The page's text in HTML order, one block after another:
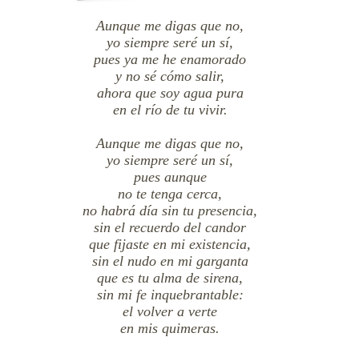
Aunque me digas que no,
yo siempre seré un sí,
pues ya me he enamorado
y no sé cómo salir,
ahora que soy agua pura
en el río de tu vivir.
Aunque me digas que no,
yo siempre seré un sí,
pues aunque
no te tenga cerca,
no habrá día sin tu presencia,
sin el recuerdo del candor
que fijaste en mi existencia,
sin el nudo en mi garganta
que es tu alma de sirena,
sin mi fe inquebrantable:
el volver a verte
en mis quimeras.